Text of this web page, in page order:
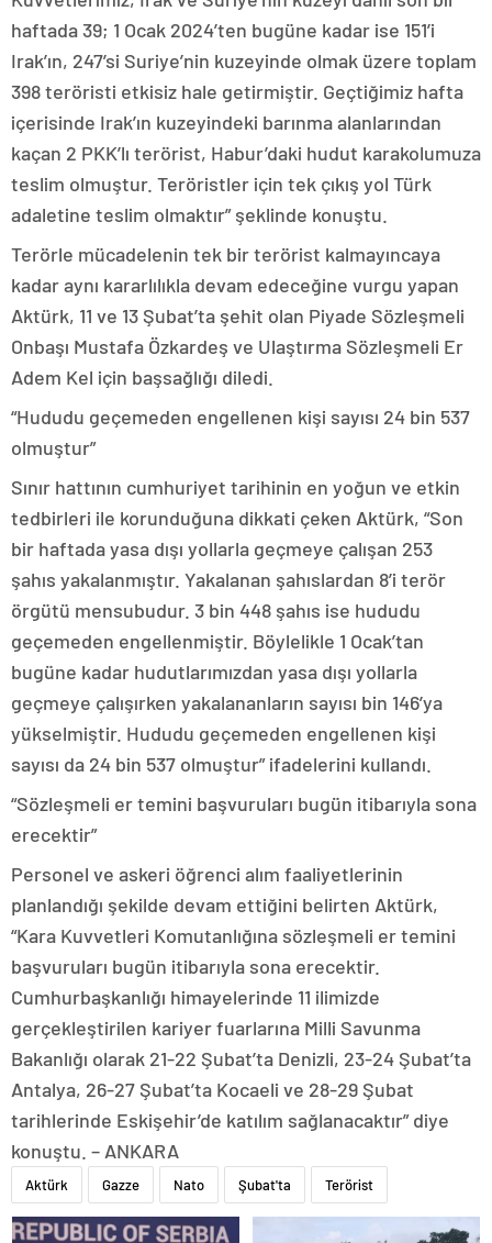
haftada 39; 1 Ocak 2024’ten bugüne kadar ise 151’i
Irak’ın, 247’si Suriye’nin kuzeyinde olmak üzere toplam
398 teröristi etkisiz hale getirmiştir. Geçtiğimiz hafta
içerisinde Irak’ın kuzeyindeki barınma alanlarından
kaçan 2 PKK’lı terörist, Habur’daki hudut karakolumuza
teslim olmuştur. Teröristler için tek çıkış yol Türk
adaletine teslim olmaktır” şeklinde konuştu.
Terörle mücadelenin tek bir terörist kalmayıncaya
kadar aynı kararlılıkla devam edeceğine vurgu yapan
Aktürk, 11 ve 13 Şubat’ta şehit olan Piyade Sözleşmeli
Onbaşı Mustafa Özkardeş ve Ulaştırma Sözleşmeli Er
Adem Kel için başsağlığı diledi.
“Hududu geçemeden engellenen kişi sayısı 24 bin 537
olmuştur”
Sınır hattının cumhuriyet tarihinin en yoğun ve etkin
tedbirleri ile korunduğuna dikkati çeken Aktürk, “Son
bir haftada yasa dışı yollarla geçmeye çalışan 253
şahıs yakalanmıştır. Yakalanan şahıslardan 8’i terör
örgütü mensubudur. 3 bin 448 şahıs ise hududu
geçemeden engellenmiştir. Böylelikle 1 Ocak’tan
bugüne kadar hudutlarımızdan yasa dışı yollarla
geçmeye çalışırken yakalananların sayısı bin 146’ya
yükselmiştir. Hududu geçemeden engellenen kişi
sayısı da 24 bin 537 olmuştur” ifadelerini kullandı.
“Sözleşmeli er temini başvuruları bugün itibarıyla sona
erecektir”
Personel ve askeri öğrenci alım faaliyetlerinin
planlandığı şekilde devam ettiğini belirten Aktürk,
“Kara Kuvvetleri Komutanlığına sözleşmeli er temini
başvuruları bugün itibarıyla sona erecektir.
Cumhurbaşkanlığı himayelerinde 11 ilimizde
gerçekleştirilen kariyer fuarlarına Milli Savunma
Bakanlığı olarak 21-22 Şubat’ta Denizli, 23-24 Şubat’ta
Antalya, 26-27 Şubat’ta Kocaeli ve 28-29 Şubat
tarihlerinde Eskişehir’de katılım sağlanacaktır” diye
konuştu. – ANKARA
Aktürk Gazze Nato Şubat'ta Terörist